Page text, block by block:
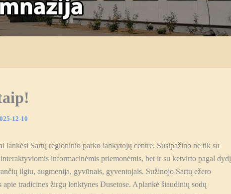
12-10
Sartų regioninio parko lankytojų centre. Susipažino ne tik su
informacinėmis priemonėmis, bet ir su ketvirto pagal dydį
ilgiu, augmenija, gyvūnais, gyventojais. Sužinojo Sartų ežero
tradicines žirgų lenktynes Dusetose. Aplankė šiaudinių sodų